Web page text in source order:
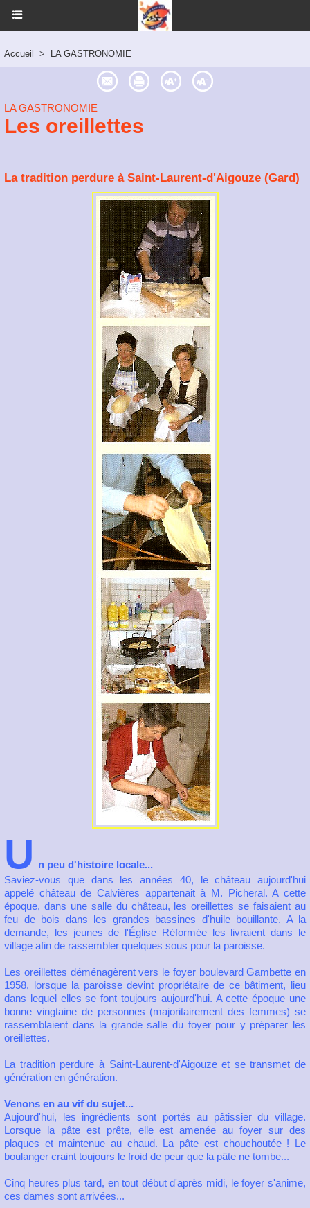
Accueil > LA GASTRONOMIE
LA GASTRONOMIE
Les oreillettes
La tradition perdure à Saint-Laurent-d'Aigouze (Gard)
U n peu d'histoire locale...
Saviez-vous que dans les années 40, le château aujourd'hui
appelé château de Calvières appartenait à M. Picheral. A cette
époque, dans une salle du château, les oreillettes se faisaient au
feu de bois dans les grandes bassines d'huile bouillante. A la
demande, les jeunes de l'Église Réformée les livraient dans le
village afin de rassembler quelques sous pour la paroisse.
Les oreillettes déménagèrent vers le foyer boulevard Gambette en
1958, lorsque la paroisse devint propriétaire de ce bâtiment, lieu
dans lequel elles se font toujours aujourd'hui. A cette époque une
bonne vingtaine de personnes (majoritairement des femmes) se
rassemblaient dans la grande salle du foyer pour y préparer les
oreillettes.
La tradition perdure à Saint-Laurent-d'Aigouze et se transmet de
génération en génération.
Venons en au vif du sujet...
Aujourd'hui, les ingrédients sont portés au pâtissier du village.
Lorsque la pâte est prête, elle est amenée au foyer sur des
plaques et maintenue au chaud. La pâte est chouchoutée ! Le
boulanger craint toujours le froid de peur que la pâte ne tombe...
Cinq heures plus tard, en tout début d'après midi, le foyer s'anime,
ces dames sont arrivées...